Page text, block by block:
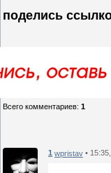
поделись
Всего комментариев: 1
1 wpristav •